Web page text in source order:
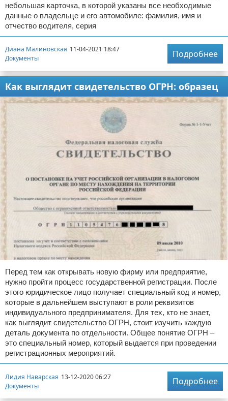
небольшая карточка, в которой указаны все необходимые
данные о владельце и его автомобиле: фамилия, имя и
отчество водителя, серия
Диана Малиновская 11-04-2021 18:47
Документы
Подробнее
Как выглядит свидетельство ОГРН: образец
Перед тем как открывать новую фирму или предприятие,
нужно пройти процесс государственной регистрации. После
этого юридическое лицо получает специальный код и номер,
которые в дальнейшем выступают в роли реквизитов
индивидуального предпринимателя. Для тех, кто не знает,
как выглядит свидетельство ОГРН, стоит изучить каждую
деталь документа по отдельности. Общее понятие ОГРН –
это специальный номер, который выдается при проведении
регистрационных мероприятий.
Лидия Наварская 13-12-2020 06:27
Документы
Подробнее